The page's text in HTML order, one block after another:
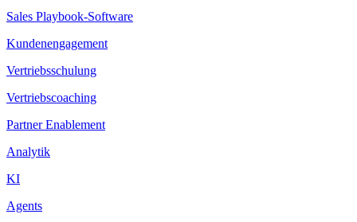
Sales Playbook-Software
Kundenengagement
Vertriebsschulung
Vertriebscoaching
Partner Enablement
Analytik
KI
Agents